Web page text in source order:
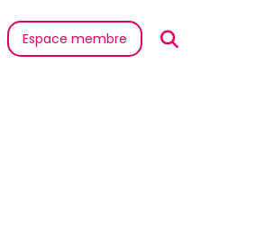
Espace membre